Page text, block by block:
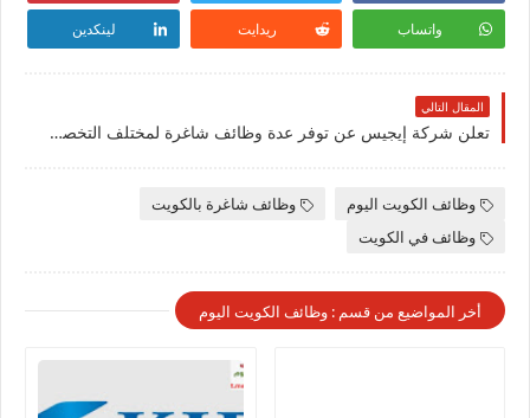
واتساب ريدايت لينكدين
المقال التالي
تعلن شركة إيجيس عن توفر عدة وظائف شاغرة لمختلف التخصصات للرجال والنساء بالكويت
وظائف الكويت اليوم
وظائف شاغرة بالكويت
وظائف في الكويت
أخر المواضيع من قسم : وظائف الكويت اليوم